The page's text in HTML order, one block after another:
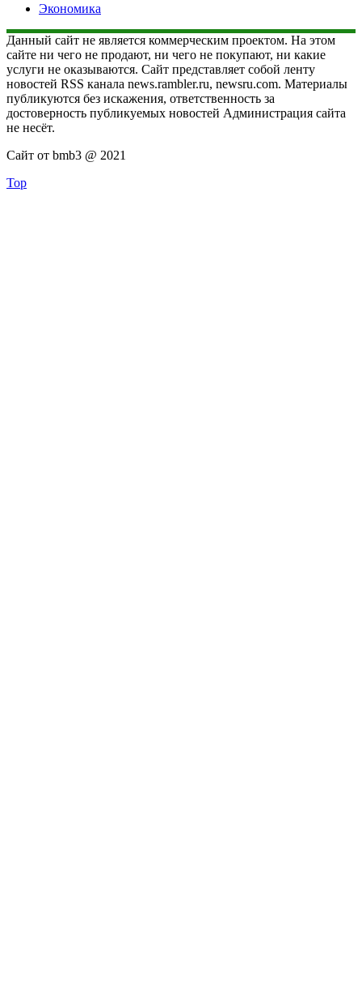
Экономика
Данный сайт не является коммерческим проектом. На этом
сайте ни чего не продают, ни чего не покупают, ни какие
услуги не оказываются. Сайт представляет собой ленту
новостей RSS канала news.rambler.ru, newsru.com. Материалы
публикуются без искажения, ответственность за
достоверность публикуемых новостей Администрация сайта
не несёт.
Сайт от bmb3 @ 2021
Top